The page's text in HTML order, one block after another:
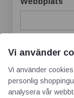
webbplats i
jag skriver
Vi använder
Vi använder
personlig
analysera vår